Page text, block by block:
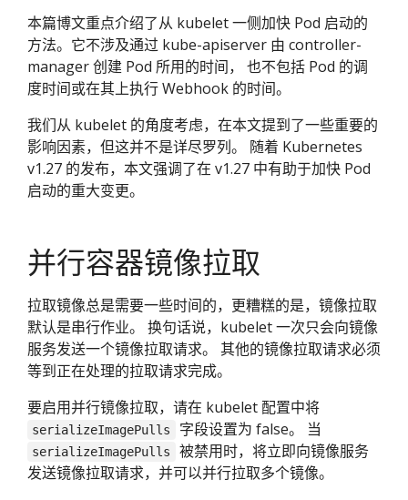
本篇博文重点介绍了从 kubelet 一侧加快 Pod 启动的
方法。它不涉及通过 kube-apiserver 由 controller-
manager 创建 Pod 所用的时间， 也不包括 Pod 的调
度时间或在其上执行 Webhook 的时间。
我们从 kubelet 的角度考虑，在本文提到了一些重要的
影响因素，但这并不是详尽罗列。 随着 Kubernetes
v1.27 的发布，本文强调了在 v1.27 中有助于加快 Pod
启动的重大变更。
并行容器镜像拉取
拉取镜像总是需要一些时间的，更糟糕的是，镜像拉取
默认是串行作业。 换句话说，kubelet 一次只会向镜像
服务发送一个镜像拉取请求。 其他的镜像拉取请求必须
等到正在处理的拉取请求完成。
要启用并行镜像拉取，请在 kubelet 配置中将
serializeImagePulls 字段设置为 false。 当
serializeImagePulls
被禁用时，将立即向镜像服务
发送镜像拉取请求，并可以并行拉取多个镜像。